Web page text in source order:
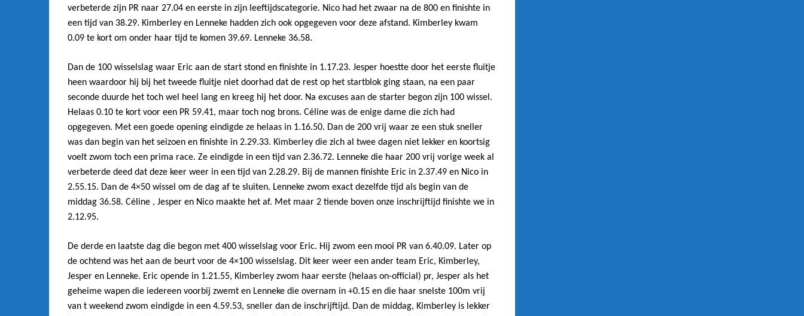
verbeterde zijn PR naar 27.04 en eerste in zijn leeftijdscategorie. Nico had het zwaar na de 800 en finishte in
een tijd van 38.29. Kimberley en Lenneke hadden zich ook opgegeven voor deze afstand. Kimberley kwam
0.09 te kort om onder haar tijd te komen 39.69. Lenneke 36.58.
Dan de 100 wisselslag waar Eric aan de start stond en finishte in 1.17.23. Jesper hoestte door het eerste fluitje
heen waardoor hij bij het tweede fluitje niet doorhad dat de rest op het startblok ging staan, na een paar
seconde duurde het toch wel heel lang en kreeg hij het door. Na excuses aan de starter begon zijn 100 wissel.
Helaas 0.10 te kort voor een PR 59.41, maar toch nog brons. Céline was de enige dame die zich had
opgegeven. Met een goede opening eindigde ze helaas in 1.16.50. Dan de 200 vrij waar ze een stuk sneller
was dan begin van het seizoen en finishte in 2.29.33. Kimberley die zich al twee dagen niet lekker en koortsig
voelt zwom toch een prima race. Ze eindigde in een tijd van 2.36.72. Lenneke die haar 200 vrij vorige week al
verbeterde deed dat deze keer weer in een tijd van 2.28.29. Bij de mannen finishte Eric in 2.37.49 en Nico in
2.55.15. Dan de 4×50 wissel om de dag af te sluiten. Lenneke zwom exact dezelfde tijd als begin van de
middag 36.58. Céline , Jesper en Nico maakte het af. Met maar 2 tiende boven onze inschrijftijd finishte we in
2.12.95.
De derde en laatste dag die begon met 400 wisselslag voor Eric. Hij zwom een mooi PR van 6.40.09. Later op
de ochtend was het aan de beurt voor de 4×100 wisselslag. Dit keer weer een ander team Eric, Kimberley,
Jesper en Lenneke. Eric opende in 1.21.55, Kimberley zwom haar eerste (helaas on-official) pr, Jesper als het
geheime wapen die iedereen voorbij zwemt en Lenneke die overnam in +0.15 en die haar snelste 100m vrij
van t weekend zwom eindigde in een 4.59.53, sneller dan de inschrijftijd. Dan de middag, Kimberley is lekker